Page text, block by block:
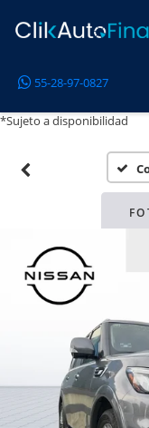
55-28-97-0827
*Sujeto a disponibilidad